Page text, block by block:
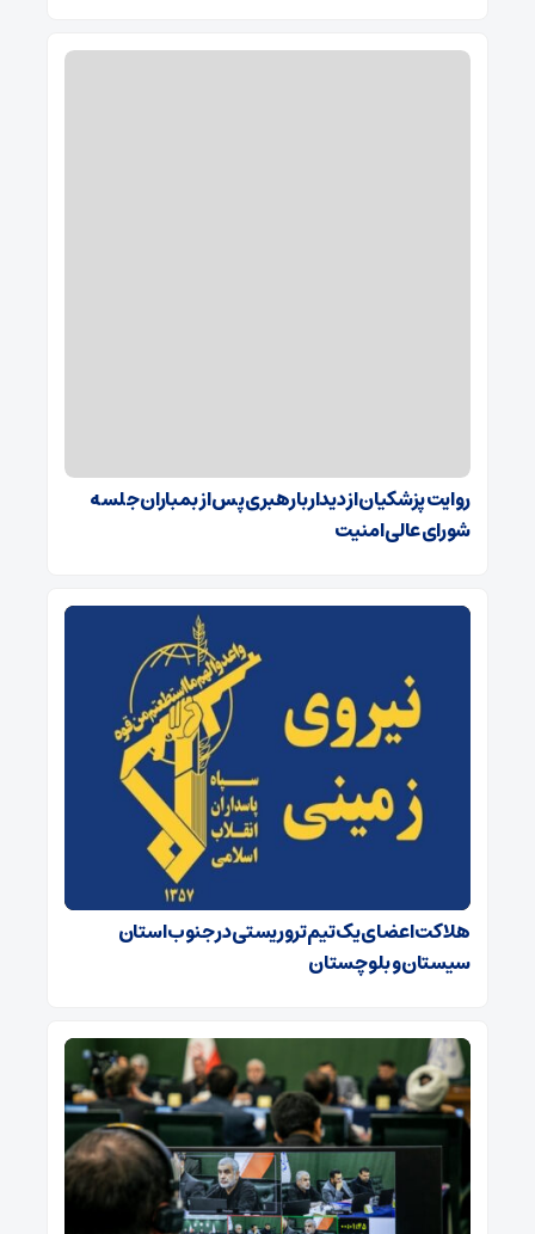
روایت پزشکیان از دیدار با رهبری پس از بمباران جلسه
شورای عالی امنیت
هلاکت اعضای یک تیم تروریستی در جنوب استان
سیستان و بلوچستان